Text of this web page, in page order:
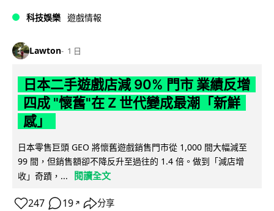
科技娛樂 遊戲情報
Lawton 1 日
日本二手遊戲店減 90% 門市 業績反增
四成 "懷舊"在 Z 世代變成最潮「新鮮
感」
日本零售巨頭 GEO 將懷舊遊戲銷售門市從 1,000 間大幅減至
99 間，但銷售額卻不降反升至過往的 1.4 倍。做到「減店增
收」奇蹟，...
閱讀全文
247 19 ↗ 分享